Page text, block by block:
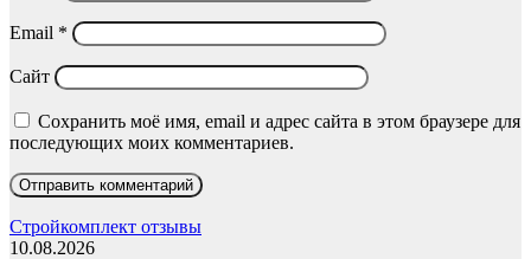
Email *
Сайт
Сохранить моё имя, email и адрес сайта в этом браузере для
последующих моих комментариев.
Стройкомплект отзывы
10.08.2026